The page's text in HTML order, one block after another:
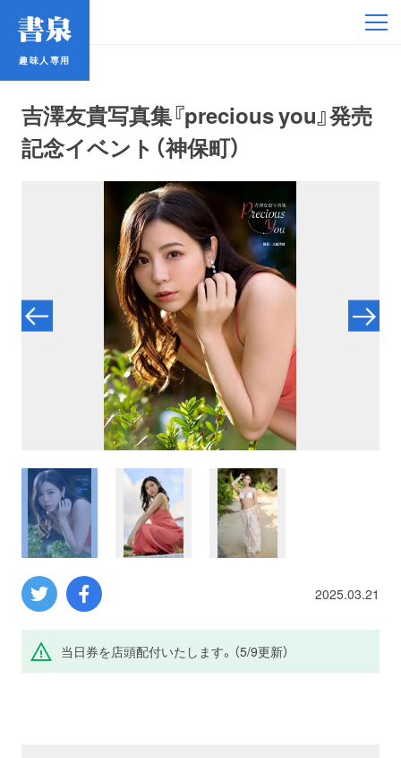
趣味人専用
吉澤友貴写真集『precious you』発売
記念イベント（神保町）
2025.03.21
当日券を店頭配付いたします。（5/9更新）
趣味人専用
鉄道・バス
コミック・ラノベ
プロレス
数学
コンピューター
ミリタリー
その他